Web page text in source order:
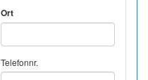
Ort
Telefonnr.